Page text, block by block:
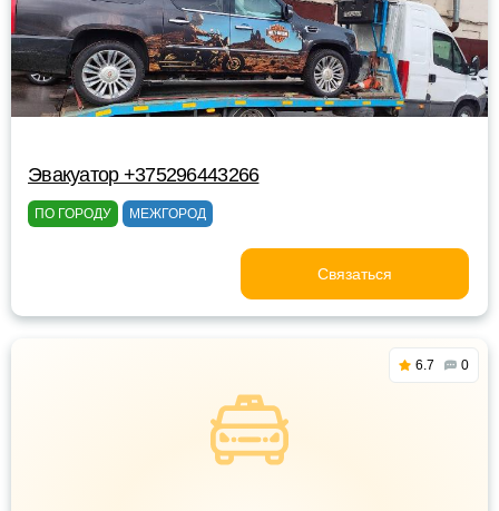
Эвакуатор +375296443266
ПО ГОРОДУ МЕЖГОРОД
Связаться
6.7 0